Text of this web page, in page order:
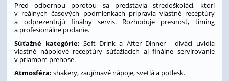
Pred odbornou porotou sa predstavia stredoškoláci, ktorí
v reálnych časových podmienkach pripravia vlastné receptúry
a odprezentujú finálny servis. Rozhoduje presnosť, timing
a profesionálne podanie.
Súťažné kategórie: Soft Drink a After Dinner - diváci uvidia
vlastné nápojové receptúry súťažiacich aj finálne servírovanie
v priamom prenose.
Atmosféra: shakery, zaujímavé nápoje, svetlá a potlesk.